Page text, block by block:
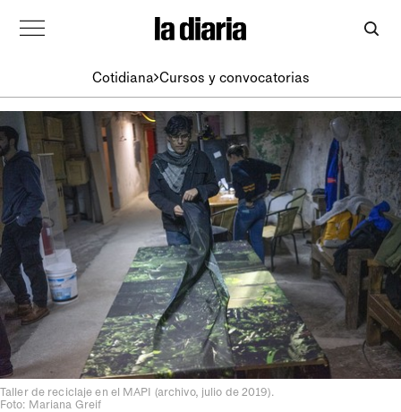
Cotidiana Cursos y convocatorias
Taller de reciclaje en el MAPI (archivo, julio de 2019).
Foto: Mariana Greif